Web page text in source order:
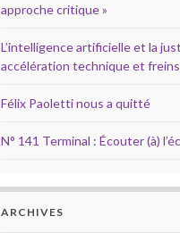
approche critique »
L’intelligence artificielle et la
accélération technique et
Félix Paoletti nous a quitté
N° 141 Terminal : Écouter (à)
ARCHIVES